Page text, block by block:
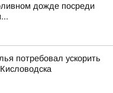
дожде посреди
потребовал ускорить